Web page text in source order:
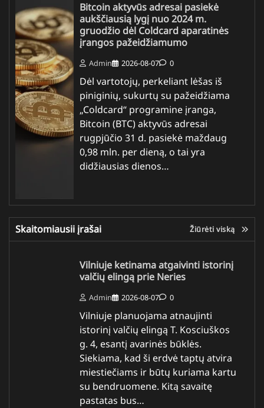
Bitcoin aktyvūs adresai pasiekė
aukščiausią lygį nuo 2024 m.
gruodžio dėl Coldcard aparatinės
įrangos pažeidžiamumo
Admin 2026-08-07 0
Dėl vartotojų, perkeliant lėšas iš
piniginių, sukurtų su pažeidžiama
„Coldcard“ programine įranga,
Bitcoin (BTC) aktyvūs adresai
rugpjūčio 31 d. pasiekė maždaug
0,98 mln. per dieną, o tai yra
didžiausias dienos…
Skaitomiausii įrašai Žiūrėti viską
Vilniuje ketinama atgaivinti istorinį
valčių elingą prie Neries
Admin 2026-08-07 0
Vilniuje planuojama atnaujinti
istorinį valčių elingą T. Kosciuškos
g. 4, esantį avarinės būklės.
Siekiama, kad ši erdvė taptų atvira
miestiečiams ir būtų kuriama kartu
su bendruomene. Kitą savaitę
pastatas bus…